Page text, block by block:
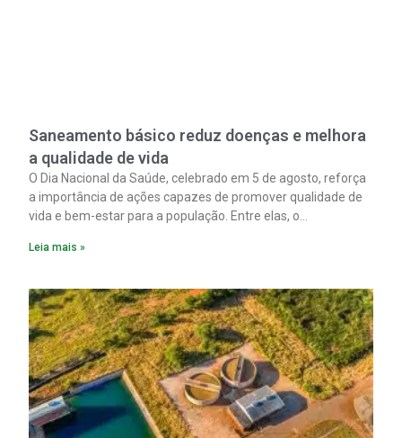
Saneamento básico reduz doenças e melhora
a qualidade de vida
O Dia Nacional da Saúde, celebrado em 5 de agosto, reforça
a importância de ações capazes de promover qualidade de
vida e bem-estar para a população. Entre elas, o
serviços de coleta e tratamento de esgoto contribui
melhora as condições de saúde pública.
Leia mais »